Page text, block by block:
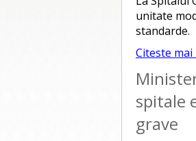
unitate
standarde.
Citeste
spitale
grave